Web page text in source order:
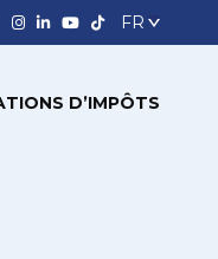
D’IMPÔTS